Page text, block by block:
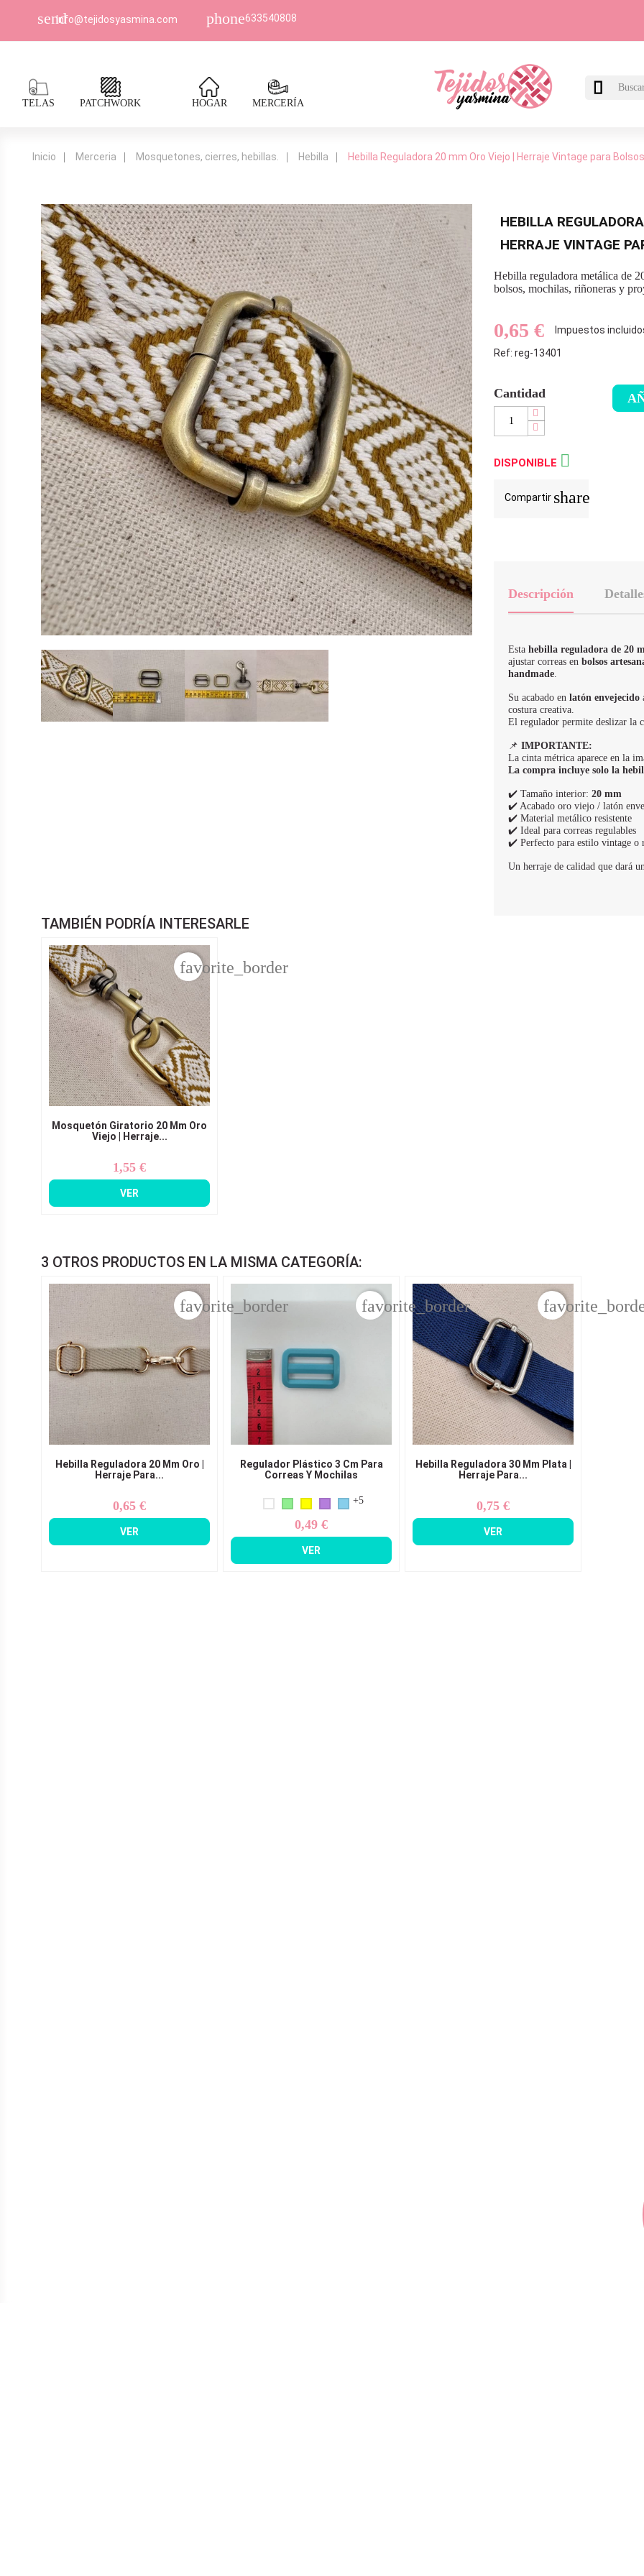
sendInfo@tejidosyasmina.com phone633540808
TELAS PATCHWORK HOGAR MERCERÍA

Inicio Merceria Mosquetones, cierres, hebillas. Hebilla Hebilla Reguladora 20 mm Oro Viejo | Herraje Vintage para Bolsos
HEBILLA
HERRAJE VINTAGE
Hebilla reguladora metálica de
bolsos, mochilas, riñoneras y
0,65 €
Impuestos
Ref: reg-13401
Cantidad
DISPONIBLE 
Compartir share
Descripción
Esta hebilla reguladora de 20
ajustar correas en bolsos
handmade
Su acabado en latón envejecido
costura creativa.
El regulador permite deslizar la
📌 IMPORTANTE:
La cinta métrica aparece en la
La compra incluye solo la
✔️ Tamaño interior: 20 mm
✔️ Acabado oro viejo / latón
✔️ Material metálico resistente
✔️ Ideal para correas regulables
✔️ Perfecto para estilo vintage o
Un herraje de calidad que dará
TAMBIÉN PODRÍA INTERESARLE
Mosquetón Giratorio 20 Mm Oro
Viejo | Herraje...
Precio
1,55 €
VER
favorite_border
3 OTROS PRODUCTOS EN LA MISMA CATEGORÍA:
Hebilla Reguladora 20 Mm Oro |
Herraje Para...
Precio
0,65 €
VER
favorite_border
Regulador Plástico 3 Cm Para
Correas Y Mochilas
+5
Precio
0,49 €
VER
favorite_border
Hebilla Reguladora 30 Mm Plata |
Herraje Para...
Precio
0,75 €
VER